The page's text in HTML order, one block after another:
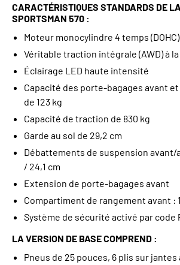
CARACTÉRISTIQUES STANDARDS DE
SPORTSMAN 570 :
Moteur monocylindre 4 temps (DOHC)
Véritable traction intégrale (AWD) à
Éclairage LED haute intensité
Capacité des porte-bagages avant
de 123 kg
Capacité de traction de 830 kg
Garde au sol de 29,2 cm
Débattements de suspension avant/
/ 24,1 cm
Extension de porte-bagages avant
Compartiment de rangement avant :
Système de sécurité activé par code
LA VERSION DE BASE COMPREND :
Pneus de 25 pouces, 6 plis sur jantes